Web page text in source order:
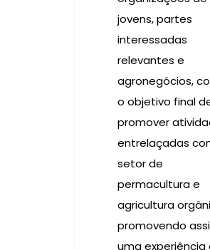
jovens, partes
interessadas
relevantes e
agronegócios,
o objetivo final
promover
entrelaçadas
setor de
permacultura e
agricultura
promovendo
uma experiência